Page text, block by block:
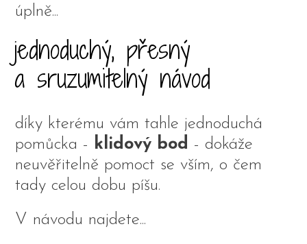
úplně...
jednoduchý, přesný
a sruzumitelný návod
díky kterému vám tahle jednoduchá
pomůcka - klidový bod - dokáže
neuvěřitelně pomoct se vším, o čem
tady celou dobu píšu.
V návodu najdete...